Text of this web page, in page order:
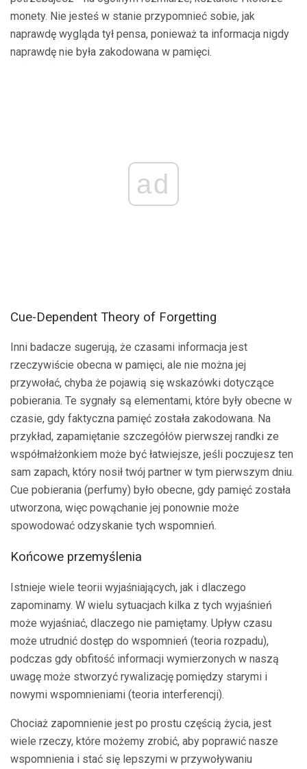
monety. Nie jesteś w stanie przypomnieć sobie, jak
naprawdę wygląda tył pensa, ponieważ ta informacja nigdy
naprawdę nie była zakodowana w pamięci.
ad
Cue-Dependent Theory of Forgetting
Inni badacze sugerują, że czasami informacja jest
rzeczywiście obecna w pamięci, ale nie można jej
przywołać, chyba że pojawią się wskazówki dotyczące
pobierania. Te sygnały są elementami, które były obecne w
czasie, gdy faktyczna pamięć została zakodowana. Na
przykład, zapamiętanie szczegółów pierwszej randki ze
współmałżonkiem może być łatwiejsze, jeśli poczujesz ten
sam zapach, który nosił twój partner w tym pierwszym dniu.
Cue pobierania (perfumy) było obecne, gdy pamięć została
utworzona, więc powąchanie jej ponownie może
spowodować odzyskanie tych wspomnień.
Końcowe przemyślenia
Istnieje wiele teorii wyjaśniających, jak i dlaczego
zapominamy. W wielu sytuacjach kilka z tych wyjaśnień
może wyjaśniać, dlaczego nie pamiętamy. Upływ czasu
może utrudnić dostęp do wspomnień (teoria rozpadu),
podczas gdy obfitość informacji wymierzonych w naszą
uwagę może stworzyć rywalizację pomiędzy starymi i
nowymi wspomnieniami (teoria interferencji).
Chociaż zapomnienie jest po prostu częścią życia, jest
wiele rzeczy, które możemy zrobić, aby poprawić nasze
wspomnienia i stać się lepszymi w przywoływaniu